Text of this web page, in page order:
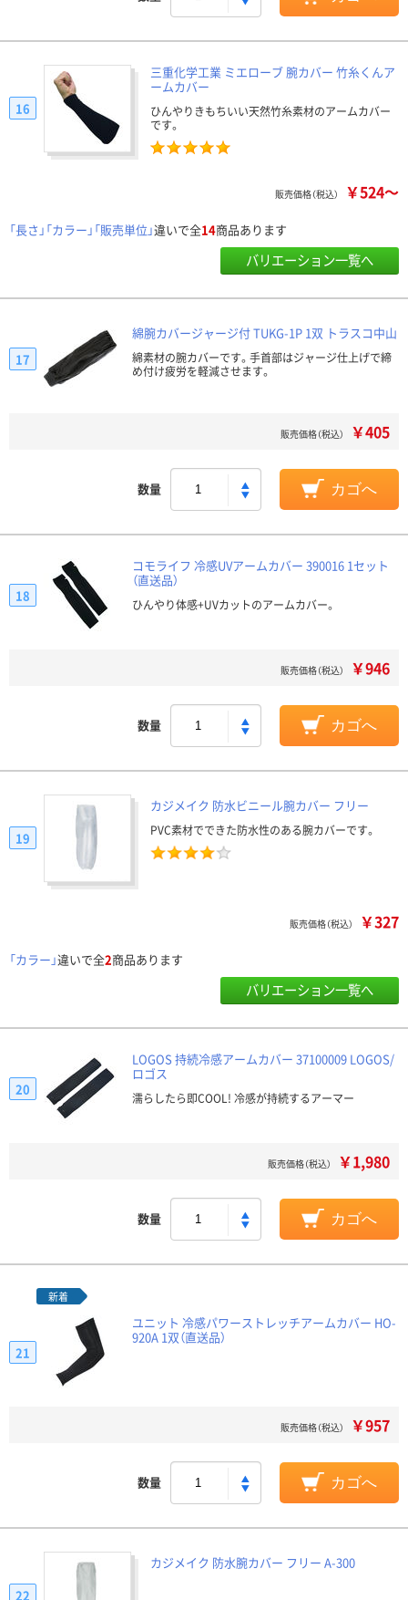
三重化学工業 ミエローブ 腕カバー 竹糸くんア
ームカバー
ひんやりきもちいい天然竹糸素材のアームカバー
です。
16
販売価格（税込） ￥524～
「長さ」「カラー」「販売単位」違いで全14商品あります
バリエーション一覧へ
綿腕カバージャージ付 TUKG-1P 1双 トラスコ中山
綿素材の腕カバーです。手首部はジャージ仕上げで締
め付け疲労を軽減させます。
17
販売価格（税込） ￥405
数量 カゴへ
コモライフ 冷感UVアームカバー 390016 1セット
（直送品）
ひんやり体感+UVカットのアームカバー。
18
販売価格（税込） ￥946
数量 カゴへ
カジメイク 防水ビニール腕カバー フリー
PVC素材でできた防水性のある腕カバーです。
19
販売価格（税込） ￥327
「カラー」違いで全2商品あります
バリエーション一覧へ
LOGOS 持続冷感アームカバー 37100009 LOGOS/
ロゴス
濡らしたら即COOL! 冷感が持続するアーマー
20
販売価格（税込） ￥1,980
数量 カゴへ
新着
ユニット 冷感パワーストレッチアームカバー HO-
920A 1双（直送品）
21
販売価格（税込） ￥957
数量 カゴへ
カジメイク 防水腕カバー フリー A-300
22